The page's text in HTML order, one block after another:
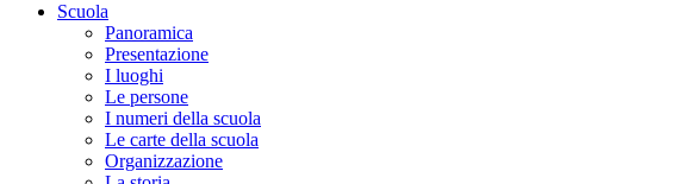
Scuola
Panoramica
Presentazione
I luoghi
Le persone
I numeri della scuola
Le carte della scuola
Organizzazione